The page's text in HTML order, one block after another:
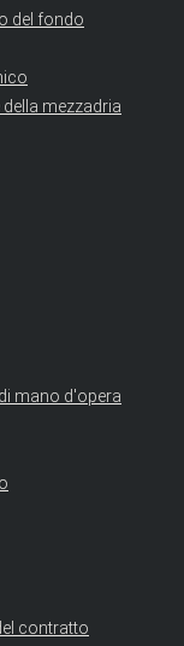
del fondo
mezzadria
mano d'opera
contratto